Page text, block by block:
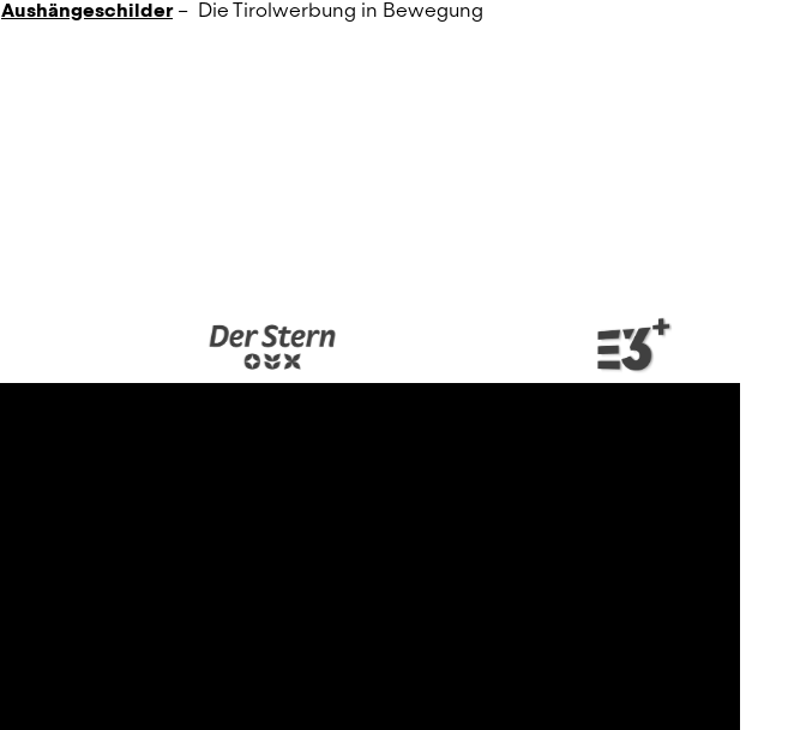
Aushängeschilder –  Die Tirolwerbung in Bewegung